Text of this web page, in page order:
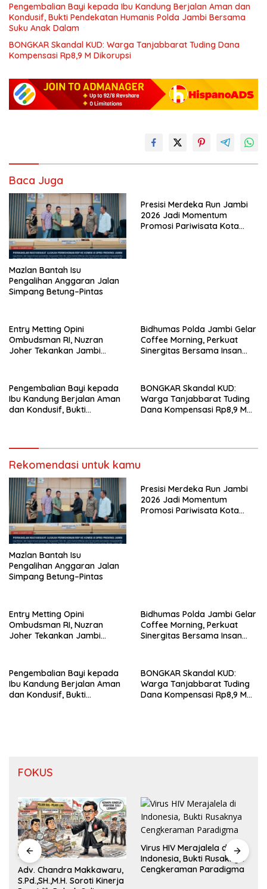
Pengembalian Bayi kepada Ibu Kandung Berjalan Aman dan
Kondusif, Bukti Pendekatan Humanis Polda Jambi Bersama
Suku Anak Dalam
BONGKAR Skandal KUD: Warga Tanjabbarat Tuding Dana
Kompensasi Rp8,9 M Dikorupsi
Baca Juga
Mazlan Bantah Isu
Pengalihan Anggaran Jalan
Simpang Betung–Pintas
Presisi Merdeka Run Jambi
2026 Jadi Momentum
Promosi Pariwisata Kota
Entry Metting Opini
Ombudsman RI, Nuzran
Joher Tekankan Jambi
Bidhumas Polda Jambi Gelar
Coffee Morning, Perkuat
Sinergitas Bersama Insan
Pengembalian Bayi kepada
Ibu Kandung Berjalan Aman
dan Kondusif, Bukti
BONGKAR Skandal KUD:
Warga Tanjabbarat Tuding
Dana Kompensasi Rp8,9 M
Rekomendasi untuk kamu
Mazlan Bantah Isu
Pengalihan Anggaran Jalan
Simpang Betung–Pintas
Presisi Merdeka Run Jambi
2026 Jadi Momentum
Promosi Pariwisata Kota
Entry Metting Opini
Ombudsman RI, Nuzran
Joher Tekankan Jambi
Bidhumas Polda Jambi Gelar
Coffee Morning, Perkuat
Sinergitas Bersama Insan
Pengembalian Bayi kepada
Ibu Kandung Berjalan Aman
dan Kondusif, Bukti
BONGKAR Skandal KUD:
Warga Tanjabbarat Tuding
Dana Kompensasi Rp8,9 M
FOKUS
Adv. Chandra Makkawaru,
S.Pd.,SH.,M.H. Soroti Kinerja
Virus HIV Merajalela di
Indonesia, Bukti Rusaknya
Cengkeraman Paradigma